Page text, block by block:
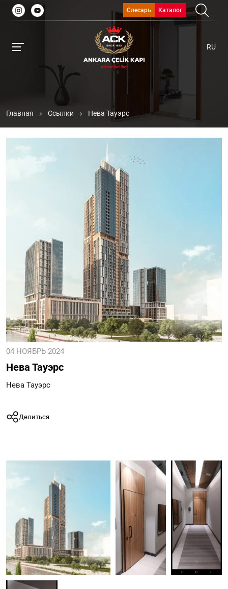
Слесарь Каталог
RU
Главная Ссылки Нева Тауэрс
04 НОЯБРЬ 2024
Нева Тауэрс
Нева Тауэрс
Делиться